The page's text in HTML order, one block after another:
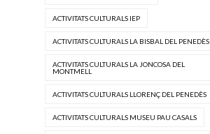
ACTIVITATS CULTURALS IEP
ACTIVITATS CULTURALS LA BISBAL DEL PENEDÈS
ACTIVITATS CULTURALS LA JONCOSA DEL
MONTMELL
ACTIVITATS CULTURALS LLORENÇ DEL PENEDÈS
ACTIVITATS CULTURALS MUSEU PAU CASALS